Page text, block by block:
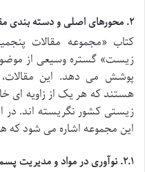
۲. محورهای اصلی و دسته بندی مقالات در کتاب
کتاب «مجموعه مقالات
زیست» گستره وسیعی از
پوشش می دهد. این
هستند که هر یک از زاویه
زیستی کشور نگریسته اند. در
این مجموعه اشاره می شود که
۲.۱. نوآوری در مواد و مدیریت پسماند